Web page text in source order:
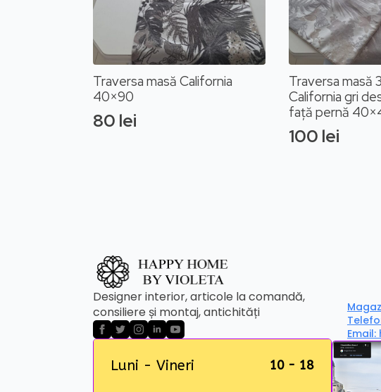
Traversa masă California
40×90
80 lei
Traversa masă
California gri
față pernă
100 lei
Designer interior, articole la comandă,
consiliere și montaj, antichități
Luni - Vineri 10 - 18